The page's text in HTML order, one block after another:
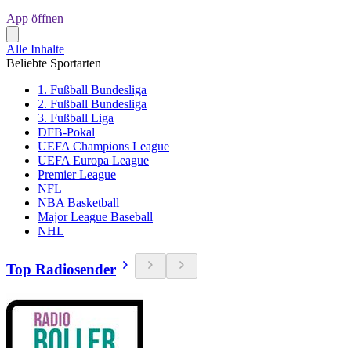
App öffnen
Alle Inhalte
Beliebte Sportarten
1. Fußball Bundesliga
2. Fußball Bundesliga
3. Fußball Liga
DFB-Pokal
UEFA Champions League
UEFA Europa League
Premier League
NFL
NBA Basketball
Major League Baseball
NHL
Top Radiosender